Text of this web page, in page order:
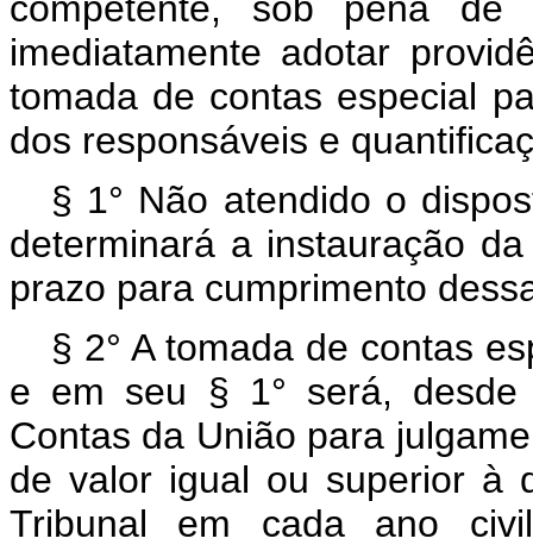
imediatamente adotar
tomada de contas especial
dos responsáveis e
§ 1° Não atendido o
determinará a instauração
prazo para cumprimento
§ 2° A tomada de contas
e em seu § 1° será, desde
Contas da União para
de valor igual ou superior à
Tribunal em cada ano